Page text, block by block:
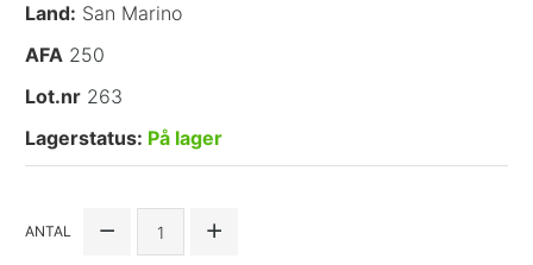
Land: San Marino
AFA 250
Lot.nr 263
Lagerstatus: På lager
ANTAL